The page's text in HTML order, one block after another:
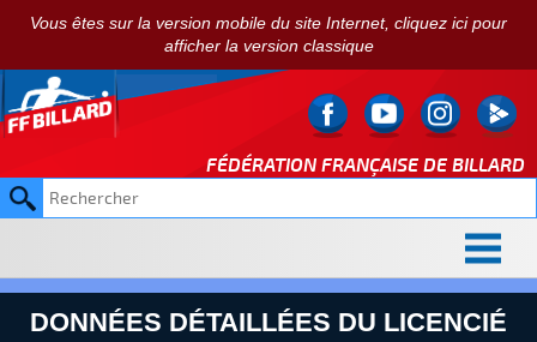
Vous êtes sur la version mobile du site Internet, cliquez ici pour
afficher la version classique
FÉDÉRATION FRANÇAISE DE BILLARD
DONNÉES DÉTAILLÉES DU LICENCIÉ